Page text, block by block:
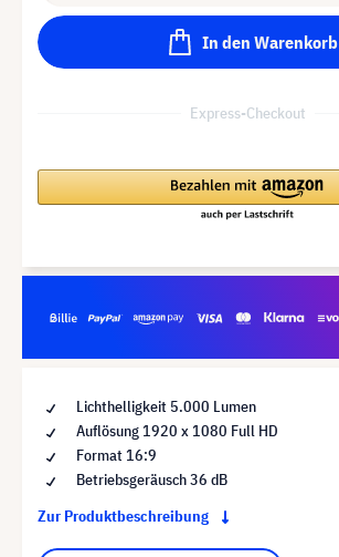
In den Warenkorb
Express-Checkout
Lichthelligkeit 5.000 Lumen
Auflösung 1920 x 1080 Full HD
Format 16:9
Betriebsgeräusch 36 dB
Zur Produktbeschreibung